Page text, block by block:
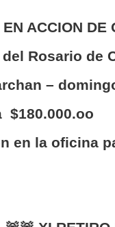
ACCION DE
Rosario de
–
$180.000.oo
en la oficina